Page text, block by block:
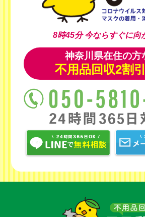
8時45分今ならすぐに向
神奈川県在住の方
不用品回収2割